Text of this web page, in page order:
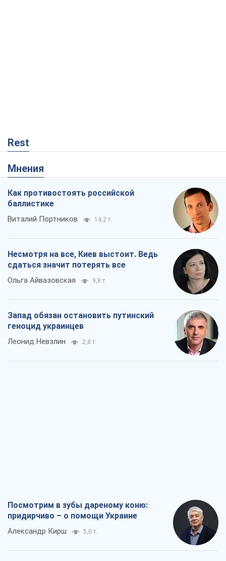
Rest
Мнения
Как противостоять российской
баллистике
Виталий Портников 14,2 т.
Несмотря на все, Киев выстоит. Ведь
сдаться значит потерять все
Ольга Айвазовская 9,8 т.
Запад обязан остановить путинский
геноцид украинцев
Леонид Невзлин 2,8 т.
Посмотрим в зубы дареному коню:
придирчиво – о помощи Украине
Александр Кирш 5,0 т.